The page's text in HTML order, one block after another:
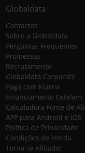
Globaldata
Contactos
Sobre a Globaldata
Perguntas Frequentes
Promessas
Recrutamento
Globaldata Corporate
Paga com Klarna
Financiamento Cetelem
Calculadora Fonte de
APP para Android e IOS
Política de Privacidade
Condições de Venda
Torna-te Afiliado!